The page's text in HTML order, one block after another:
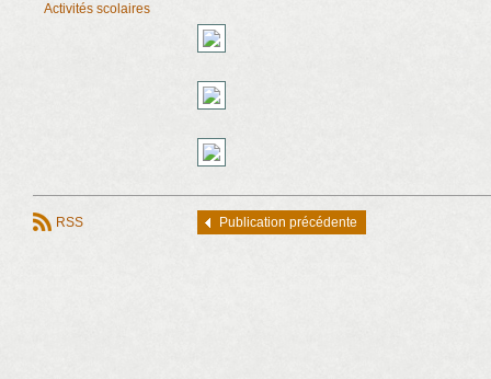
Activités scolaires
RSS Publication précédente